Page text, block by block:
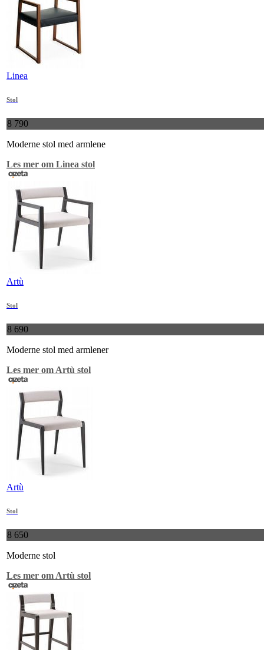
Linea
Stol
8 790
Moderne stol med armlene
Les mer om Linea stol
Artù
Stol
8 690
Moderne stol med armlener
Les mer om Artù stol
Artù
Stol
8 650
Moderne stol
Les mer om Artù stol